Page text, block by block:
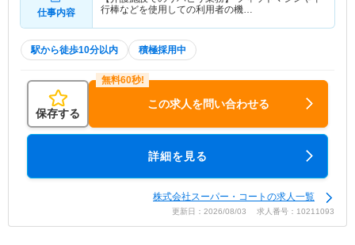
仕事内容
行棒などを使用しての利用者の機…
駅から徒歩10分以内 積極採用中
保存する
この求人を問い合わせる
詳細を見る
株式会社スーパー・コートの求人一覧
更新日：2026/08/03 求人番号：10211093